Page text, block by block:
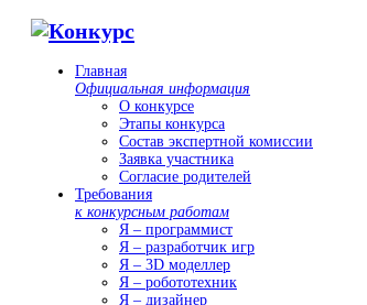
Главная
Официальная информация
О конкурсе
Этапы конкурса
Состав экспертной комиссии
Заявка участника
Согласие родителей
Требования
к конкурсным работам
Я – программист
Я – разработчик игр
Я – 3D моделлер
Я – робототехник
Я – дизайнер